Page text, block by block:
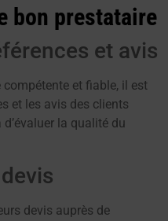
bon prestataire
et avis
et fiable, il est
et les avis des clients
la qualité du
devis auprès de